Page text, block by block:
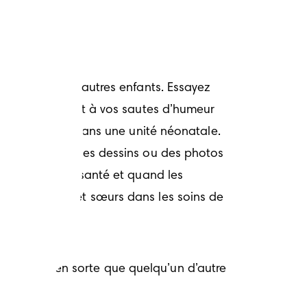
des autres enfants. Essayez
claires quant à vos sautes d’humeur
fragile dans une unité néonatale.
envoyant des dessins ou des photos
en bonne santé et quand les
les frères et sœurs dans les soins de
Faites en sorte que quelqu’un d’autre